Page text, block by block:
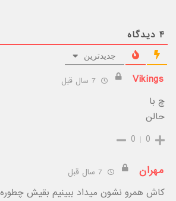
۴ دیدگاه
جدیدترین
Vikings 7 سال قبل
چ با
حالن
0
0
مهران
کاش همرو نشون میداد ببینیم بقیش